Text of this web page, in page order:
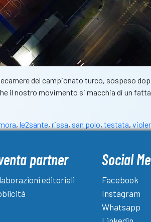
del campionato turco, sospeso
il nostro movimento si macchia di un
, le2sante, rissa, san polo, testata,
partner
editoriali
Social
Facebook
Instagram
Whatsapp